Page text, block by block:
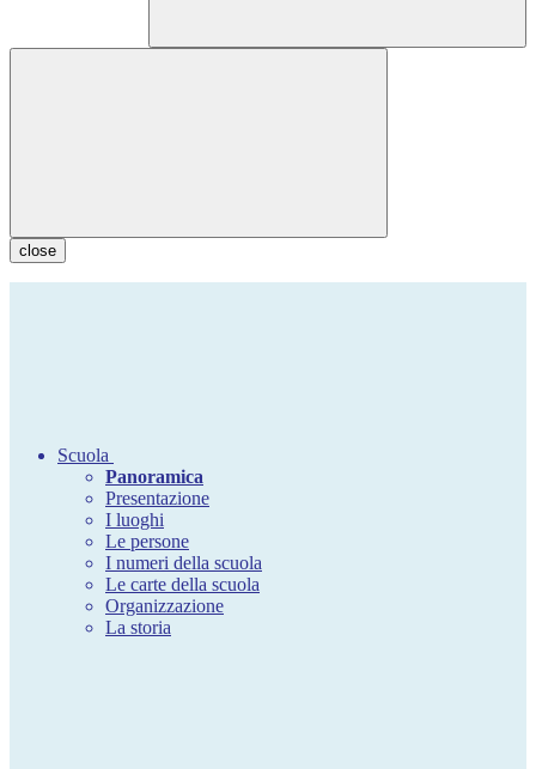
close
Scuola
Panoramica
Presentazione
I luoghi
Le persone
I numeri della scuola
Le carte della scuola
Organizzazione
La storia